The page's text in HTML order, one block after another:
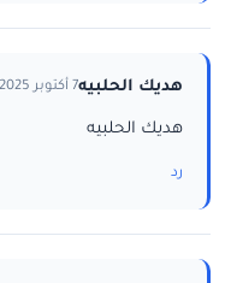
هديك الحلبيه7 أكتوبر 2025
هديك الحلبيه
رد